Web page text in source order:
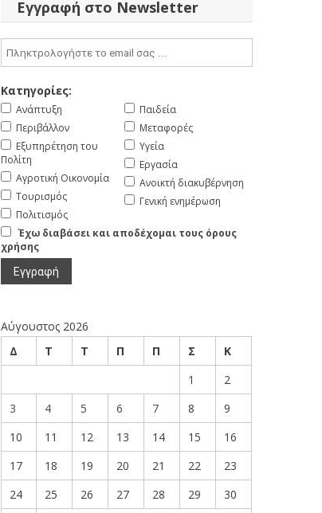
Εγγραφή στο Newsletter
Κατηγορίες:
Ανάπτυξη
Περιβάλλον
Εξυπηρέτηση του
Πολίτη
Αγροτική Οικονομία
Τουρισμός
Πολιτισμός
Παιδεία
Μεταφορές
Υγεία
Εργασία
Ανοικτή διακυβέρνηση
Γενική ενημέρωση
Έχω διαβάσει και αποδέχομαι τους όρους
χρήσης
Αύγουστος 2026
Δ
Τ Τ Π Π Σ
Κ
1
2
3
4 5 6 7 8
9
10
11 12 13 14 15
16
17
18 19 20 21 22
23
24
25 26 27 28 29
30